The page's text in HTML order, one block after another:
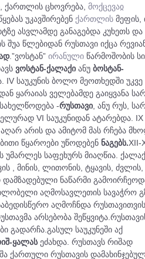
ქართლის ცხოვრება, მოქცევაჲ
უკავშირებენ ქართლის
ასვლამდე განაგებდა კუხეთს და
შუა წლებიდან რუსთავი იქცა
.”ვოსტან” ირანული წარმოშობის
ვოსტან-ქალაქი ანუ ბოსტან-
IV საუკუნის ბოლო მეოთხედში უკვე
ყარაიას ველებამდე გაიყვანა
-რუსთავი , ანუ რუს,
VI საუკუნიდან ატარებდა. IX
არის და ამიტომ მას რჩება
წყაროები უწოდებენ ნაგებს.XII-
უმარლეს საფეხურს მიაღწია.
, მინის, ლითონის, ტყავის, ძვლის,
ნაწარმი
აღმოსავლეთის სავაჭრო
აღმოჩნდა
არსებობა
გადარჩა.გასულ საუკუნეში აქ
ყალასეძახდა. რუსთავს რიშად
ქართული რუსთავის